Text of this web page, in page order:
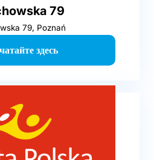
79
79, Poznań
здесь